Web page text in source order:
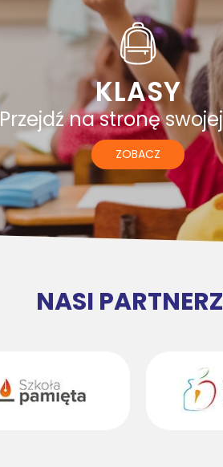
KLASY
Przejdź na stronę
ZOBACZ
NASI